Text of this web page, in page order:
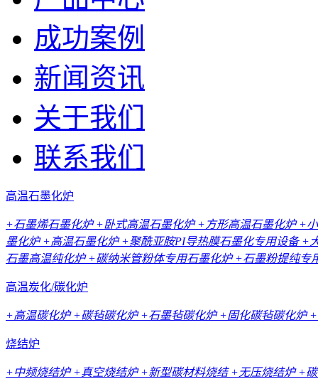
成功案例
新闻资讯
关于我们
联系我们
高温石墨化炉
+石墨烯石墨化炉+卧式高温石墨化炉+方形高温石墨化炉+
墨化炉+高温石墨化炉+聚酰亚胺PI导热膜石墨化专用设备 +
石墨高温纯化炉+碳纳米管粉体专用石墨化炉+石墨粉提纯专
高温炭化/碳化炉
+高温碳化炉+碳毡碳化炉+石墨毡碳化炉+固化碳毡碳化炉
烧结炉
+中频烧结炉+真空烧结炉+新型碳材料烧结+无压烧结炉+